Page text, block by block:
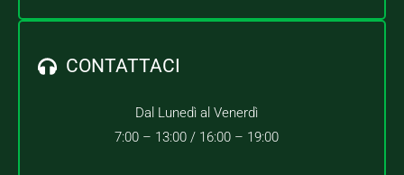
CONTATTACI
Dal Lunedì al Venerdì
7:00 – 13:00 / 16:00 – 19:00